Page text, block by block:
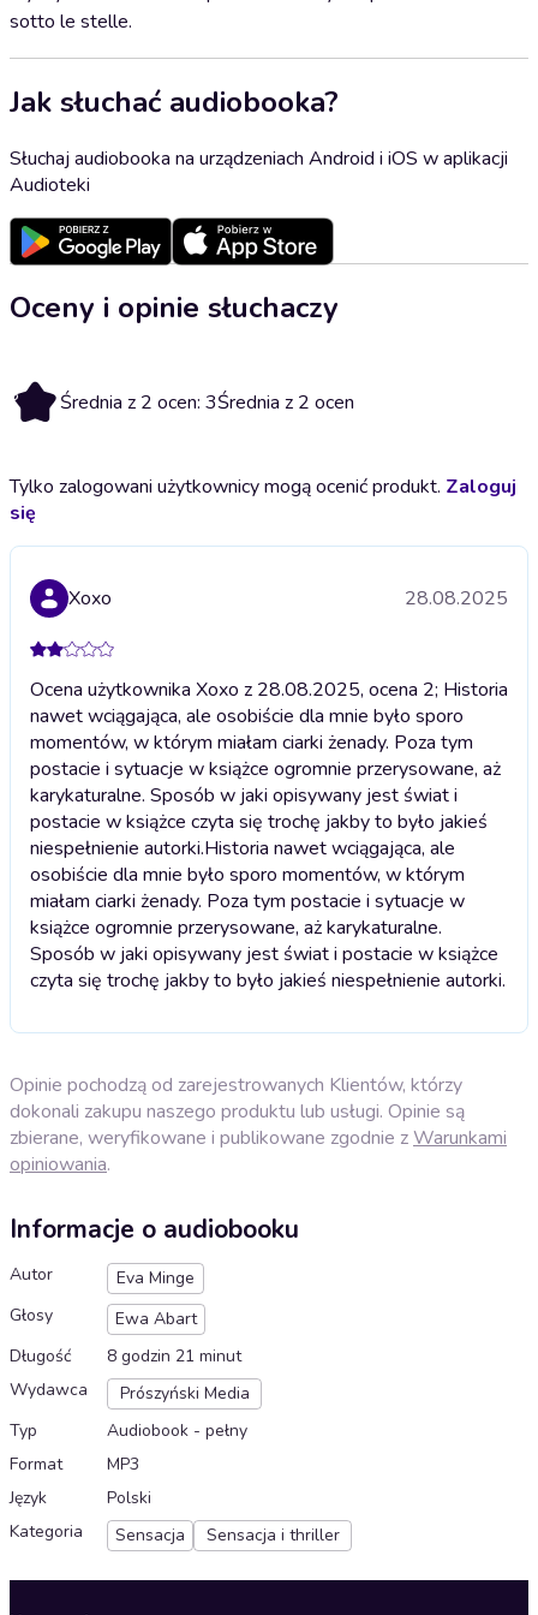
sotto le stelle.
Jak słuchać audiobooka?
Słuchaj audiobooka na urządzeniach Android i iOS w aplikacji
Audioteki
Oceny i opinie słuchaczy
3 Średnia z 2 ocen: 3Średnia z 2 ocen
Tylko zalogowani użytkownicy mogą ocenić produkt. Zaloguj
się
Xoxo 28.08.2025
Ocena użytkownika Xoxo z 28.08.2025, ocena 2; Historia
nawet wciągająca, ale osobiście dla mnie było sporo
momentów, w którym miałam ciarki żenady. Poza tym
postacie i sytuacje w książce ogromnie przerysowane, aż
karykaturalne. Sposób w jaki opisywany jest świat i
postacie w książce czyta się trochę jakby to było jakieś
niespełnienie autorki.Historia nawet wciągająca, ale
osobiście dla mnie było sporo momentów, w którym
miałam ciarki żenady. Poza tym postacie i sytuacje w
książce ogromnie przerysowane, aż karykaturalne.
Sposób w jaki opisywany jest świat i postacie w książce
czyta się trochę jakby to było jakieś niespełnienie autorki.
Opinie pochodzą od zarejestrowanych Klientów, którzy
dokonali zakupu naszego produktu lub usługi. Opinie są
zbierane, weryfikowane i publikowane zgodnie zWarunkami
opiniowania.
Informacje o audiobooku
Autor
Eva Minge
Głosy
Ewa Abart
Długość
8 godzin 21 minut
Wydawca
Prószyński Media
Typ
Audiobook - pełny
Format
MP3
Język
Polski
Kategoria
Sensacja Sensacja i thriller